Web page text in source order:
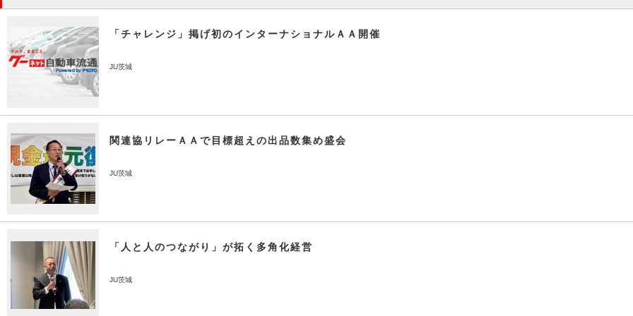
「チャレンジ」掲げ初のインターナショナルＡＡ開催
JU茨城
関連協リレーＡＡで目標超えの出品数集め盛会
JU茨城
「人と人のつながり」が拓く多角化経営
JU茨城